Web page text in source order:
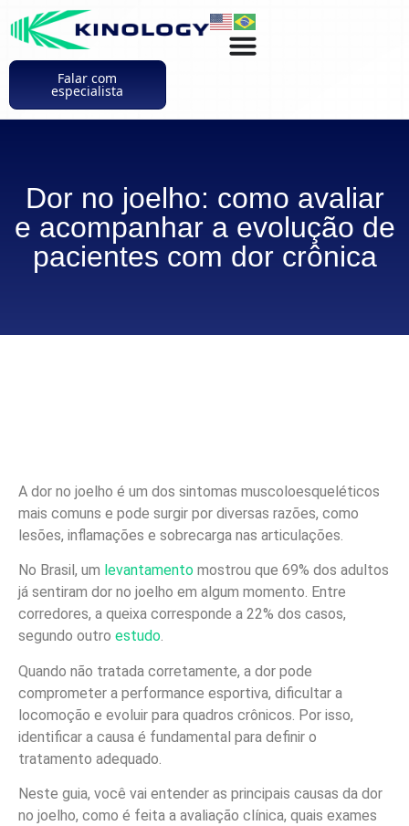
Falar com
especialista
Dor no joelho: como avaliar
e acompanhar a evolução de
pacientes com dor crônica
A dor no joelho é um dos sintomas muscoloesqueléticos
mais comuns e pode surgir por diversas razões, como
lesões, inflamações e sobrecarga nas articulações.
No Brasil, um levantamento mostrou que 69% dos adultos
já sentiram dor no joelho em algum momento. Entre
corredores, a queixa corresponde a 22% dos casos,
segundo outro estudo.
Quando não tratada corretamente, a dor pode
comprometer a performance esportiva, dificultar a
locomoção e evoluir para quadros crônicos. Por isso,
identificar a causa é fundamental para definir o
tratamento adequado.
Neste guia, você vai entender as principais causas da dor
no joelho, como é feita a avaliação clínica, quais exames